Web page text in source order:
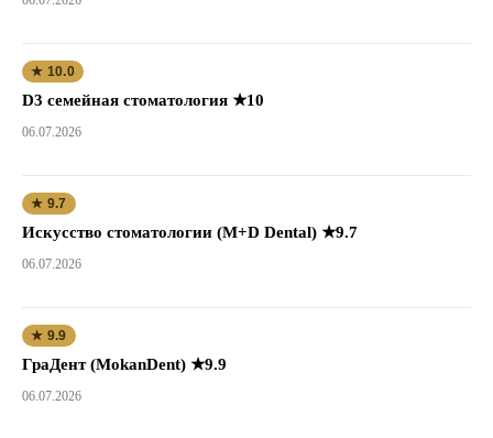
★ 10.0
D3 семейная стоматология ★10
06.07.2026
★ 9.7
Искусство стоматологии (M+D Dental) ★9.7
06.07.2026
★ 9.9
ГраДент (MokanDent) ★9.9
06.07.2026